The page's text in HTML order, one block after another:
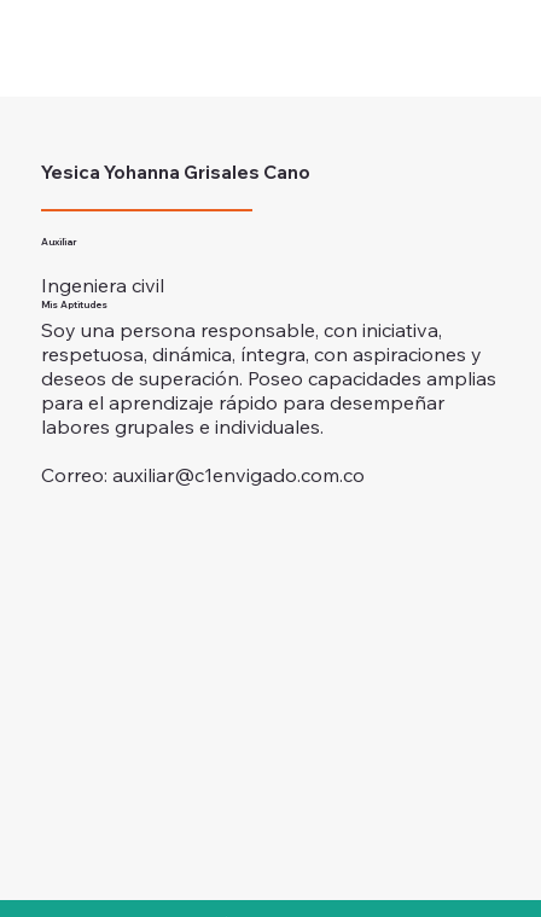
Yesica Yohanna Grisales Cano
Auxiliar
Ingeniera civil
Mis Aptitudes
Soy una persona responsable, con iniciativa,
respetuosa, dinámica, íntegra, con aspiraciones y
deseos de superación. Poseo capacidades amplias
para el aprendizaje rápido para desempeñar
labores grupales e individuales.
Correo:auxiliar@c1envigado.com.co